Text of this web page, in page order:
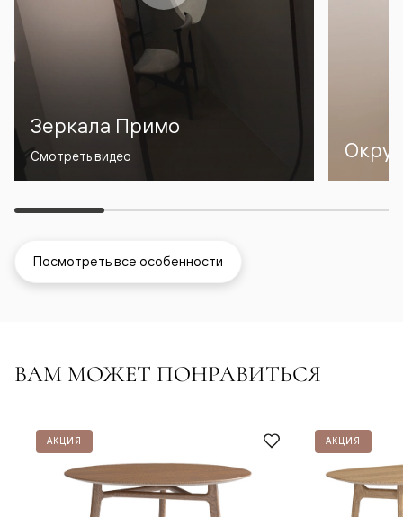
Зеркала Примо
Смотреть видео
Посмотреть все особенности
ВАМ МОЖЕТ ПОНРАВИТЬСЯ
АКЦИЯ АКЦИЯ